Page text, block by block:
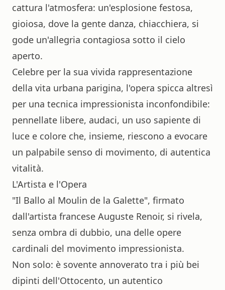
cattura l'atmosfera: un'esplosione festosa,
gioiosa, dove la gente danza, chiacchiera, si
gode un'allegria contagiosa sotto il cielo
aperto.
Celebre per la sua vivida rappresentazione
della vita urbana parigina, l'opera spicca altresì
per una tecnica impressionista inconfondibile:
pennellate libere, audaci, un uso sapiente di
luce e colore che, insieme, riescono a evocare
un palpabile senso di movimento, di autentica
vitalità.
L'Artista e l'Opera
"Il Ballo al Moulin de la Galette", firmato
dall'artista francese Auguste Renoir, si rivela,
senza ombra di dubbio, una delle opere
cardinali del movimento impressionista.
Non solo: è sovente annoverato tra i più bei
dipinti dell'Ottocento, un autentico